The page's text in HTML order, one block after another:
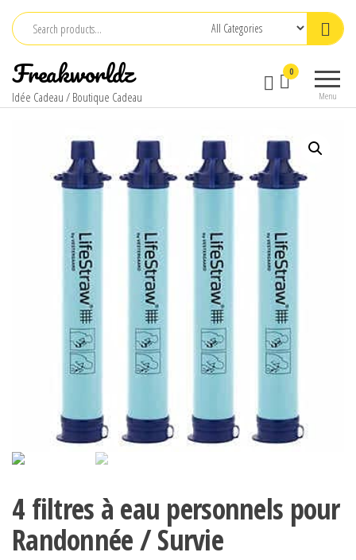
Skip
content
Freakworldz
Idée Cadeau / Boutique Cadeau Menu
0
4 filtres à eau personnels pour
Randonnée / Survie